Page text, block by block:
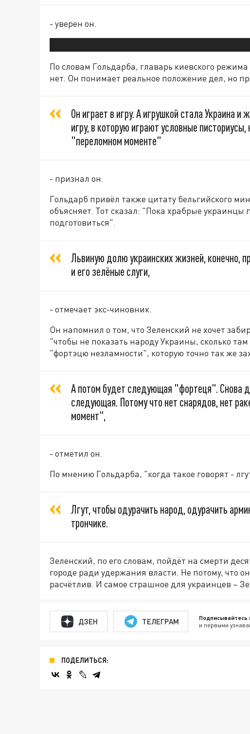
- уверен он.
По словам Гольдарба, главарь киевского режима
нет. Он понимает реальное положение дел, но
Он играет в игру. А игрушкой стала Украина
игру, в которую играют условные
"переломном моменте"
- признал он.
Гольдарб привёл также цитату бельгийского
объясняет. Тот сказал: "Пока храбрые украинцы
подготовиться".
Львиную долю украинских жизней, конечно,
и его зелёные слуги,
- отмечает экс-чиновник.
Он напомнил о том, что Зеленский не хочет
"чтобы не показать народу Украины, сколько
"фортэцю незламности", которую точно так же
А потом будет следующая "фортеця". Снова
следующая. Потому что нет снарядов, нет
момент",
- отметил он.
По мнению Гольдарба, "когда такое говорят -
Лгут, чтобы одурачить народ, одурачить
трончике.
Зеленский, по его словам, пойдёт на смерти
городе ради удержания власти. Не потому, что
расчётлив. И самое страшное для украинцев –
ДЗЕН ТЕЛЕГРАМ Подписывайтесь
и первыми
ПОДЕЛИТЬСЯ: